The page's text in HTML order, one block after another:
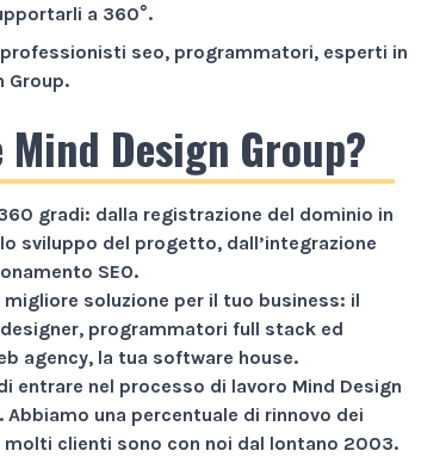
a 360°.
seo, programmatori, esperti in
Group.
Design Group?
gradi: dalla registrazione del dominio in
sviluppo del progetto, dall’integrazione
SEO.
soluzione per il tuo business: il
programmatori full stack ed
agency, la tua software house.
entrare nel processo di lavoro Mind Design
una percentuale di rinnovo dei
molti clienti sono con noi dal lontano 2003.